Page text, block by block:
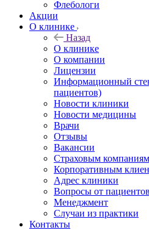
Флебологи
Акции
О клинике
Назад
О клинике
О компании
Лицензии
Информационный
пациентов)
Новости клиники
Новости медицины
Врачи
Отзывы
Вакансии
Страховым компаниям
Корпоративным
Адрес клиники
Вопросы от пациентов
Менеджмент
Случаи из практики
Контакты